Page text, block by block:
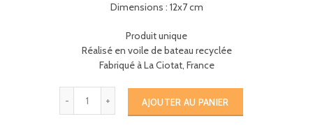
Dimensions : 12x7 cm
Produit unique
Réalisé en voile de bateau recyclée
Fabriqué à La Ciotat, France
AJOUTER AU PANIER